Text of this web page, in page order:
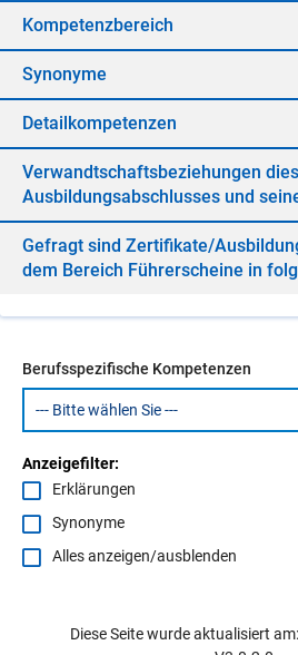
Kom­pe­tenz­be­reich
Syn­ony­me
De­tail­kom­pe­ten­zen
Ver­wandt­schafts­be­zie­hun­gen
Aus­bil­dungs­ab­schlus­ses und
Ge­fragt sind Zer­ti­fi­ka­te/​
dem Be­reich Füh­rer­schei­ne in
Berufsspezifische Kompetenzen
Anzeigefilter:
Erklärungen
Synonyme
Alles anzeigen/ausblenden
Diese Seite wurde aktualisiert